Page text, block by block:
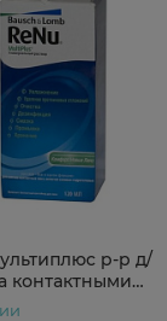
р-р д/
контактными
120мл